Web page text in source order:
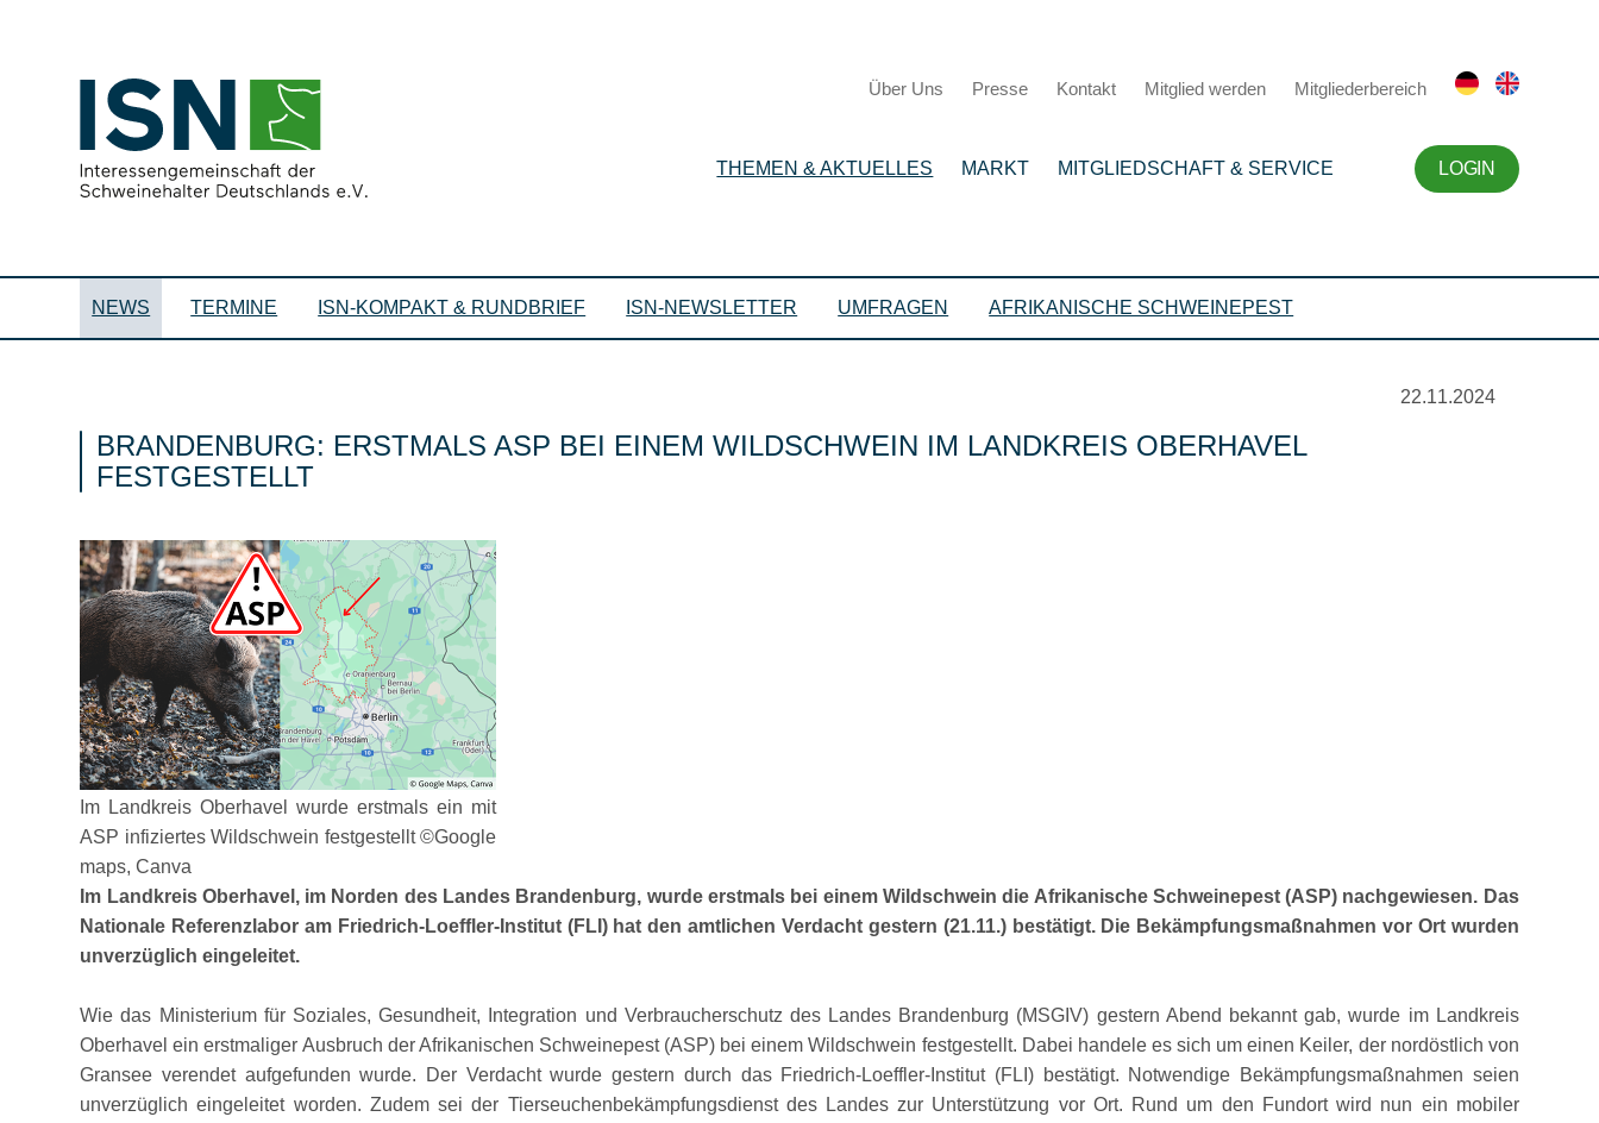
Über Uns Presse Kontakt Mitglied werden Mitgliederbereich
THEMEN & AKTUELLES MARKT MITGLIEDSCHAFT & SERVICE LOGIN
NEWS TERMINE ISN-KOMPAKT & RUNDBRIEF ISN-NEWSLETTER UMFRAGEN AFRIKANISCHE SCHWEINEPEST
22.11.2024
BRANDENBURG: ERSTMALS ASP BEI EINEM WILDSCHWEIN IM LANDKREIS OBERHAVEL
FESTGESTELLT
Im Landkreis Oberhavel wurde erstmals ein mit
ASP infiziertes Wildschwein festgestellt ©Google
maps, Canva
Im Landkreis Oberhavel, im Norden des Landes Brandenburg, wurde erstmals bei einem Wildschwein die Afrikanische Schweinepest (ASP) nachgewiesen. Das
Nationale Referenzlabor am Friedrich-Loeffler-Institut (FLI) hat den amtlichen Verdacht gestern (21.11.) bestätigt. Die Bekämpfungsmaßnahmen vor Ort wurden
unverzüglich eingeleitet.
Wie das Ministerium für Soziales, Gesundheit, Integration und Verbraucherschutz des Landes Brandenburg (MSGIV) gestern Abend bekannt gab, wurde im Landkreis
Oberhavel ein erstmaliger Ausbruch der Afrikanischen Schweinepest (ASP) bei einem Wildschwein festgestellt. Dabei handele es sich um einen Keiler, der nordöstlich von
Gransee verendet aufgefunden wurde. Der Verdacht wurde gestern durch das Friedrich-Loeffler-Institut (FLI) bestätigt. Notwendige Bekämpfungsmaßnahmen seien
unverzüglich eingeleitet worden. Zudem sei der Tierseuchenbekämpfungsdienst des Landes zur Unterstützung vor Ort. Rund um den Fundort wird nun ein mobiler